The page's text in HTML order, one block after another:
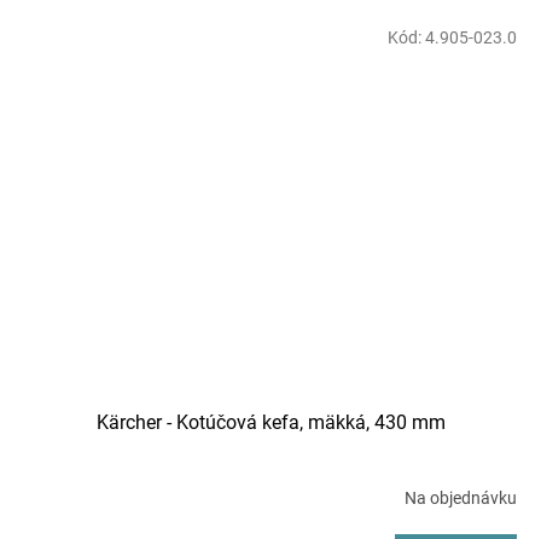
Kärcher - Kotúčová kefa, mäkká, 430 mm
Na objednávku
Kód:4.905-023.0